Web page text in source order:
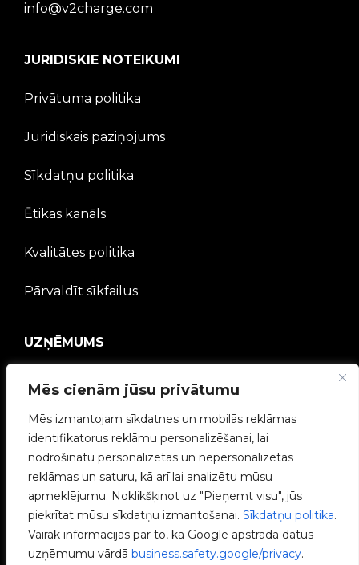
Mēs cienām jūsu privātumu
Mēs izmantojam sīkdatnes un mobilās reklāmas
identifikatorus reklāmu personalizēšanai, lai
nodrošinātu personalizētas un nepersonalizētas
reklāmas un saturu, kā arī lai analizētu mūsu
apmeklējumu. Noklikšķinot uz "Pieņemt visu", jūs
piekrītat mūsu sīkdatņu izmantošanai. Sīkdatņu politika.
Vairāk informācijas par to, kā Google apstrādā datus
uzņēmumu vārdā business.safety.google/privacy.
info@v2charge.com
JURIDISKIE NOTEIKUMI
Privātuma politika
Juridiskais paziņojums
Sīkdatņu politika
Ētikas kanāls
Kvalitātes politika
Pārvaldīt sīkfailus
UZŅĒMUMS
V2C kopiena
Strādā ar mums
e-Chargers
V2C Power
V2C Cloud